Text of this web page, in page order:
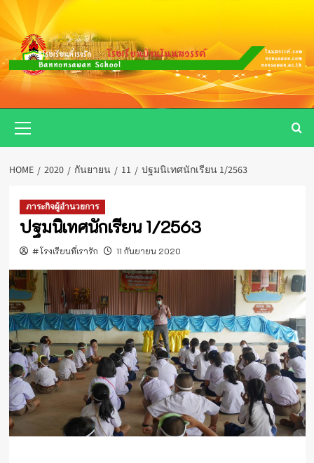
Skip
content
Menu
HOME 2020 กันยายน 11 ปฐมนิเทศนักเรียน 1/2563
ภาระกิจผู้อำนวยการ
ปฐมนิเทศนักเรียน 1/2563
#โรงเรียนที่เรารัก 11 กันยายน 2020